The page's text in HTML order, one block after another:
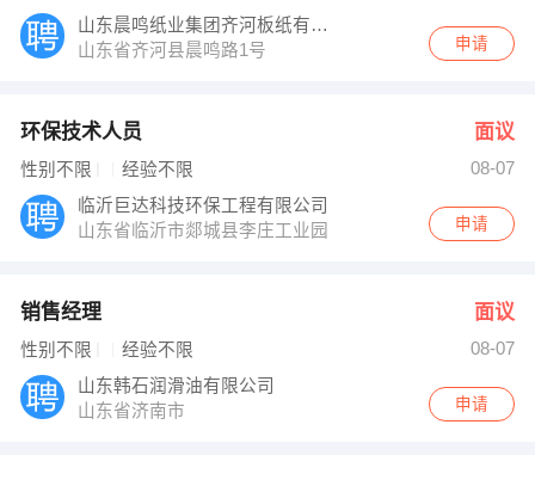
山东晨鸣纸业集团齐河板纸有限责任公司
山东省齐河县晨鸣路1号
申请
环保技术人员 面议
性别不限 经验不限
08-07
临沂巨达科技环保工程有限公司
山东省临沂市郯城县李庄工业园
申请
销售经理 面议
性别不限 经验不限
08-07
山东韩石润滑油有限公司
山东省济南市
申请